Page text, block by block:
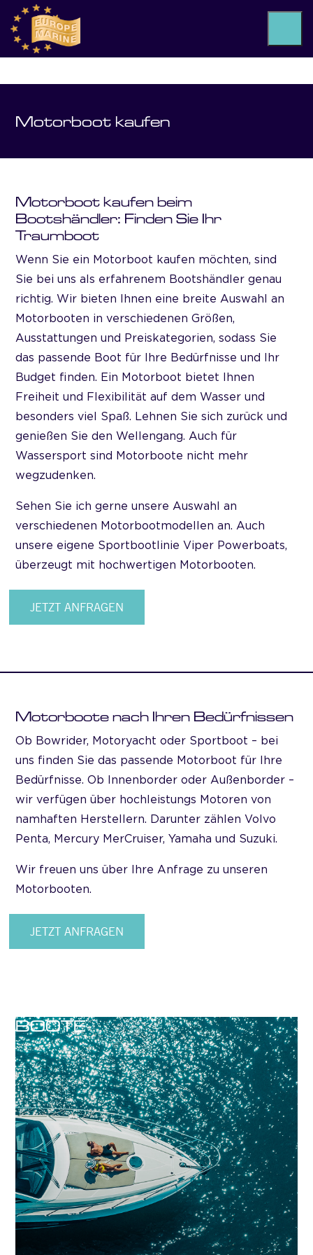
Motorboot kaufen
Motorboot kaufen beim
Bootshändler: Finden Sie Ihr
Traumboot
Wenn Sie ein Motorboot kaufen möchten, sind
Sie bei uns als erfahrenem Bootshändler genau
richtig. Wir bieten Ihnen eine breite Auswahl an
Motorbooten in verschiedenen Größen,
Ausstattungen und Preiskategorien, sodass Sie
das passende Boot für Ihre Bedürfnisse und Ihr
Budget finden. Ein Motorboot bietet Ihnen
Freiheit und Flexibilität auf dem Wasser und
besonders viel Spaß. Lehnen Sie sich zurück und
genießen Sie den Wellengang. Auch für
Wassersport sind Motorboote nicht mehr
wegzudenken.
Sehen Sie ich gerne unsere Auswahl an
verschiedenen Motorbootmodellen an. Auch
unsere eigene Sportbootlinie Viper Powerboats,
überzeugt mit hochwertigen Motorbooten.
JETZT ANFRAGEN
Motorboote nach Ihren Bedürfnissen
Ob Bowrider, Motoryacht oder Sportboot – bei
uns finden Sie das passende Motorboot für Ihre
Bedürfnisse. Ob Innenborder oder Außenborder –
wir verfügen über hochleistungs Motoren von
namhaften Herstellern. Darunter zählen Volvo
Penta, Mercury MerCruiser, Yamaha und Suzuki.
Wir freuen uns über Ihre Anfrage zu unseren
Motorbooten.
JETZT ANFRAGEN
BOOTE